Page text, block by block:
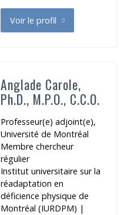
Voir le profil
de Anaby Dana R.
Anglade Carole,
Ph.D., M.P.O., C.C.O.
Professeur(e) adjoint(e),
Université de Montréal
Membre chercheur
régulier
Institut universitaire sur la
réadaptation en
déficience physique de
Montréal (IURDPM) |